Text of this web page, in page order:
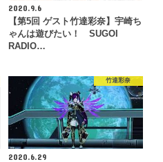
2020.9.6
【第5回 ゲスト竹達彩奈】宇崎ち
ゃんは遊びたい！ SUGOI
RADIO…
竹達彩奈
2020.6.29